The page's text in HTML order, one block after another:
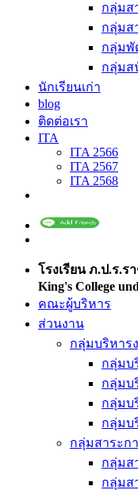
กลุ่มส
กลุ่มส
กลุ่มพั
กลุ่มส
นักเรียนเก่า
blog
ติดต่อเรา
ITA
ITA 2566
ITA 2567
ITA 2568
โรงเรียน ภ.ป.ร.
King's College
คณะผู้บริหาร
ส่วนงาน
กลุ่มบริหาร
กลุ่มบ
กลุ่มบ
กลุ่มบ
กลุ่มบ
กลุ่มสาระก
กลุ่มส
กลุ่มส